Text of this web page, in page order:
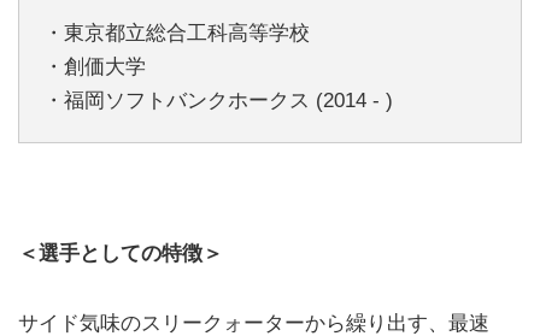
・東京都立総合工科高等学校
・創価大学
・福岡ソフトバンクホークス (2014 - )
＜選手としての特徴＞
サイド気味のスリークォーターから繰り出す、最速